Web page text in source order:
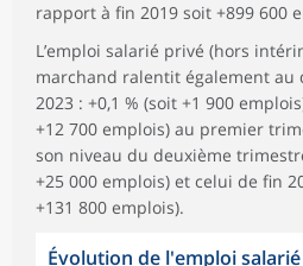
rapport à fin 2019 soit +899 600
L’emploi salarié privé (hors
marchand ralentit également au
2023 : +0,1 % (soit +1 900
+12 700 emplois) au premier
son niveau du deuxième
+25 000 emplois) et celui de fin
+131 800 emplois).
Évolution de l'emploi